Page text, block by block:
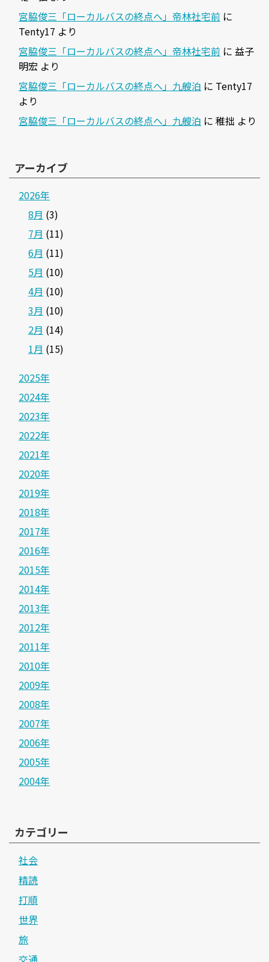
宮脇俊三「ローカルバスの終点へ」帝林社宅前 に
Tenty17 より
宮脇俊三「ローカルバスの終点へ」帝林社宅前 に 益子
明宏 より
宮脇俊三「ローカルバスの終点へ」九艘泊 に Tenty17
より
宮脇俊三「ローカルバスの終点へ」九艘泊 に 稚拙 より
アーカイブ
2026年
8月 (3)
7月 (11)
6月 (11)
5月 (10)
4月 (10)
3月 (10)
2月 (14)
1月 (15)
2025年
2024年
2023年
2022年
2021年
2020年
2019年
2018年
2017年
2016年
2015年
2014年
2013年
2012年
2011年
2010年
2009年
2008年
2007年
2006年
2005年
2004年
カテゴリー
社会
精読
打順
世界
旅
交通